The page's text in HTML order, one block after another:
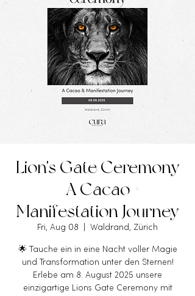
Lion's Gate Ceremony
- A Cacao +
Manifestation Journey
Fri, Aug 08 Waldrand, Zürich
🌟 Tauche ein in eine Nacht voller Magie
und Transformation unter den Sternen!
Erlebe am 8. August 2025 unsere
einzigartige Lions Gate Ceremony mit